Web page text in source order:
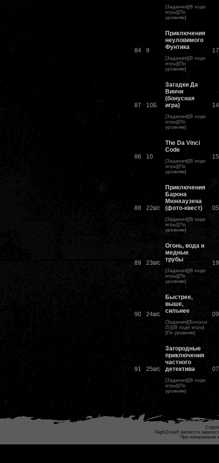
[Задания][В ходе
игры][По
уровням]
84 9
Приключения
неуловимого
Фунтика
[Задания][В ходе
игры][По
уровням]
87 10Б
Загадки Да
Винчи
(бонусная
игра)
[Задания][В ходе
игры][По
уровням]
86 10
The Da Vinci
Code
[Задания][В ходе
игры][По
уровням]
88 22в/с
Приключения
Барона
Мюнхаузена
(фото-квест)
[Задания][В ходе
игры][По
уровням]
89 23в/c
Огонь, вода и
медные
трубы
[Задания][В ходе
игры][По
уровням]
90 24в/c
Быстрее,
выше,
сильнее
[Задания][Бонусы
(5)][В ходе игры]
[По уровням]
91 25в/с
Загородные
приключения
частного
детектива
[Задания][В ходе
игры][По
уровням]
NightZone® является
При копировании